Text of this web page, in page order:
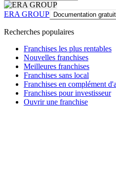
ERA GROUP Documentation
Recherches populaires
Franchises les plus rentables
Nouvelles franchises
Meilleures franchises
Franchises sans local
Franchises en complément
Franchises pour investisseur
Ouvrir une franchise